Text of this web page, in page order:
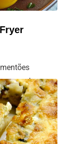
quem busca
atraente.
a diferentes
ou veganas,
uma textura